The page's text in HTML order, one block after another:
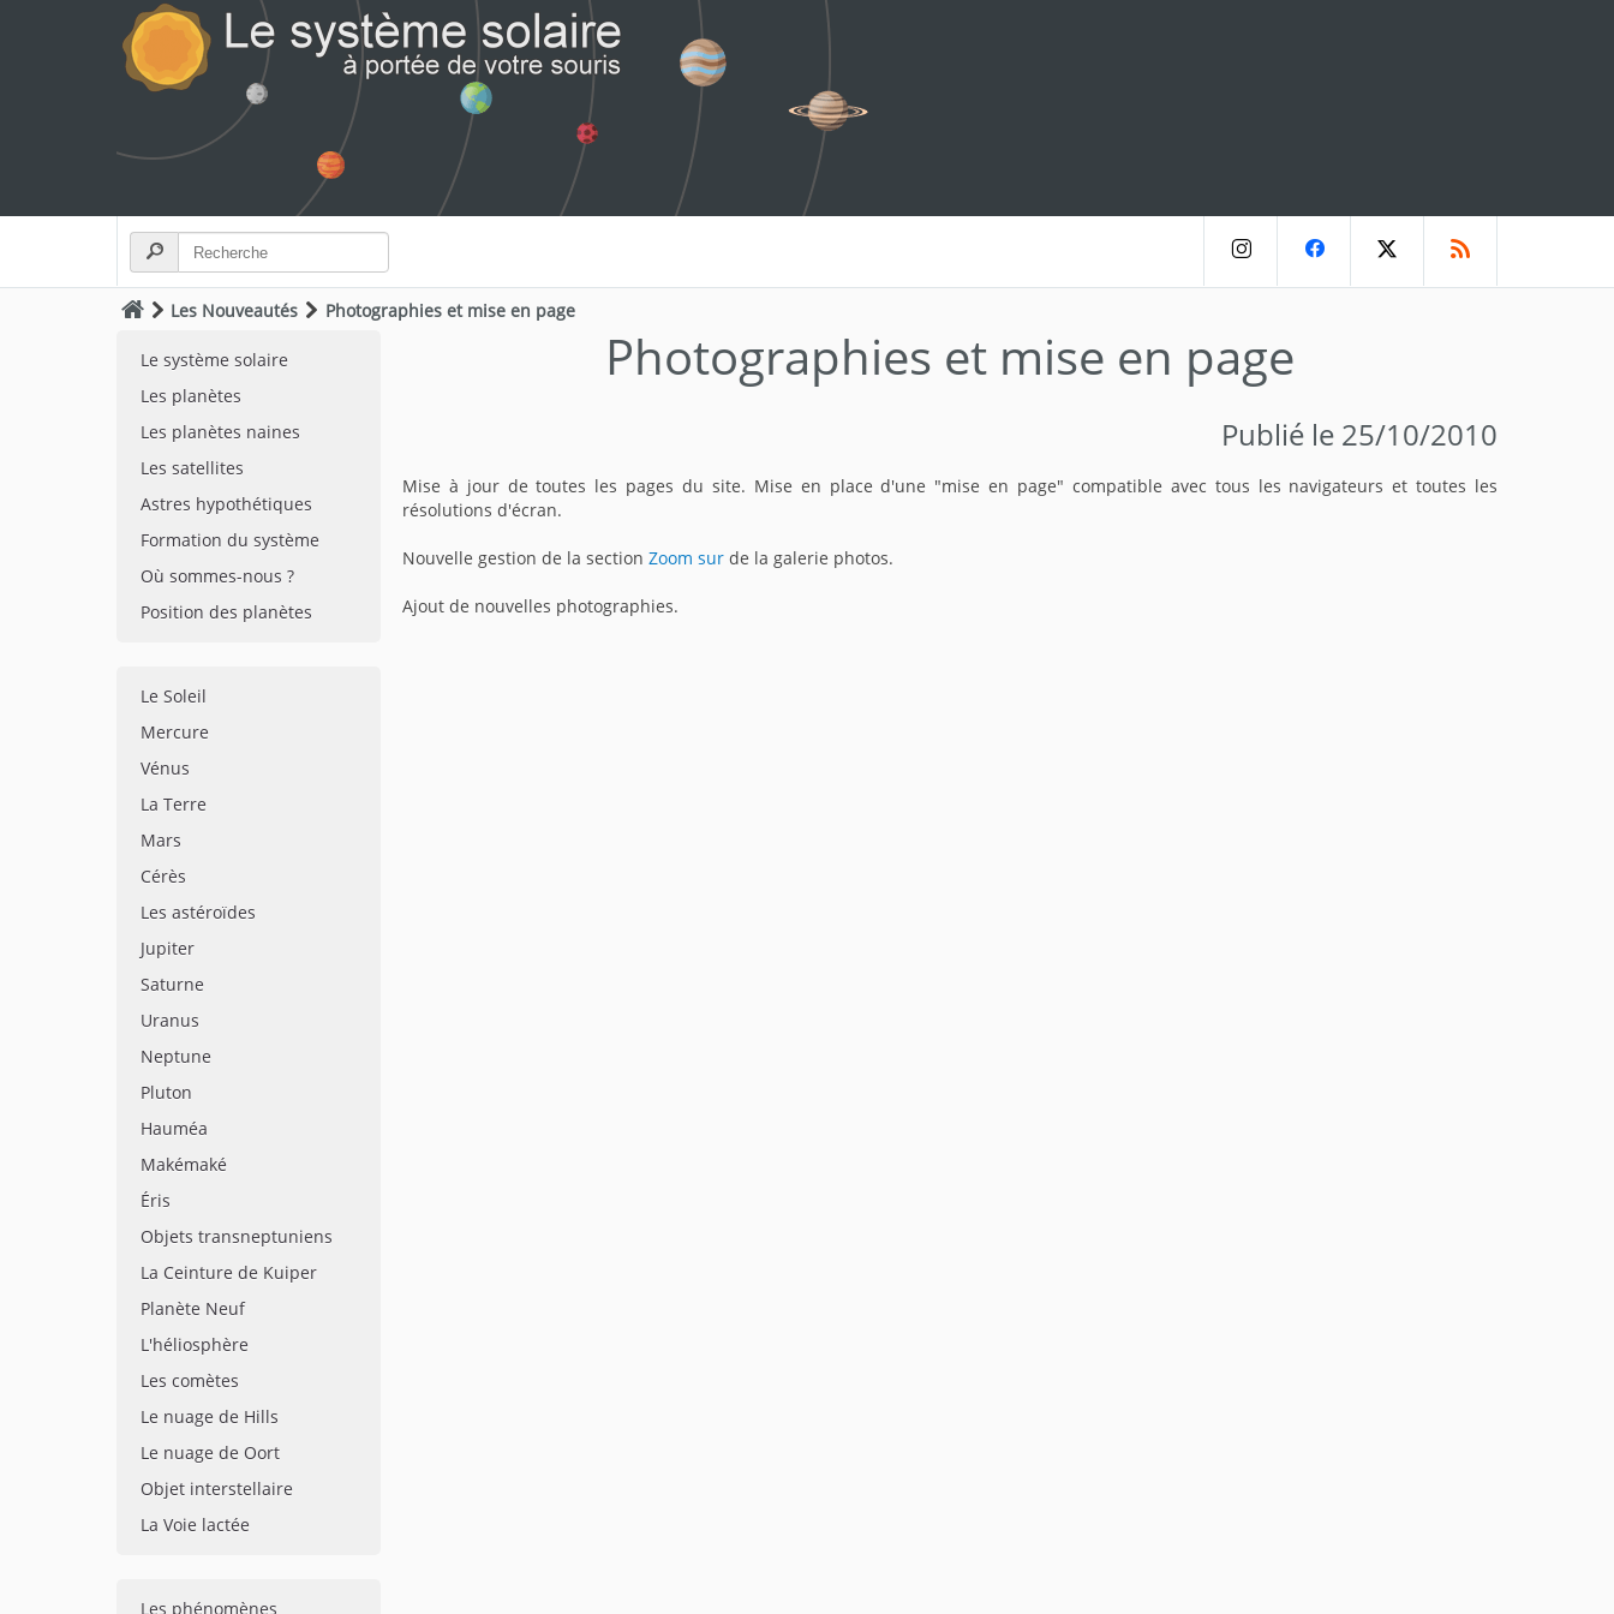
Les Nouveautés Photographies et mise en page
Le système solaire
Les planètes
Les planètes naines
Les satellites
Astres hypothétiques
Formation du système
Où sommes-nous ?
Position des planètes
Le Soleil
Mercure
Vénus
La Terre
Mars
Cérès
Les astéroïdes
Jupiter
Saturne
Uranus
Neptune
Pluton
Hauméa
Makémaké
Éris
Objets transneptuniens
La Ceinture de Kuiper
Planète Neuf
L'héliosphère
Les comètes
Le nuage de Hills
Le nuage de Oort
Objet interstellaire
La Voie lactée
Les phénomènes
Photographies et mise en page
Publié le 25/10/2010
Mise à jour de toutes les pages du site. Mise en place d'une "mise en page" compatible avec tous les navigateurs et toutes les
résolutions d'écran.
Nouvelle gestion de la section Zoom sur de la galerie photos.
Ajout de nouvelles photographies.